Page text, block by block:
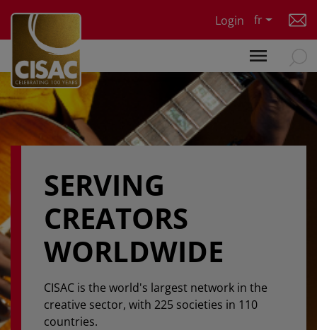
Login
fr
SERVING
CREATORS
WORLDWIDE
CISAC is the world's largest network in the
creative sector, with 225 societies in 110
countries.